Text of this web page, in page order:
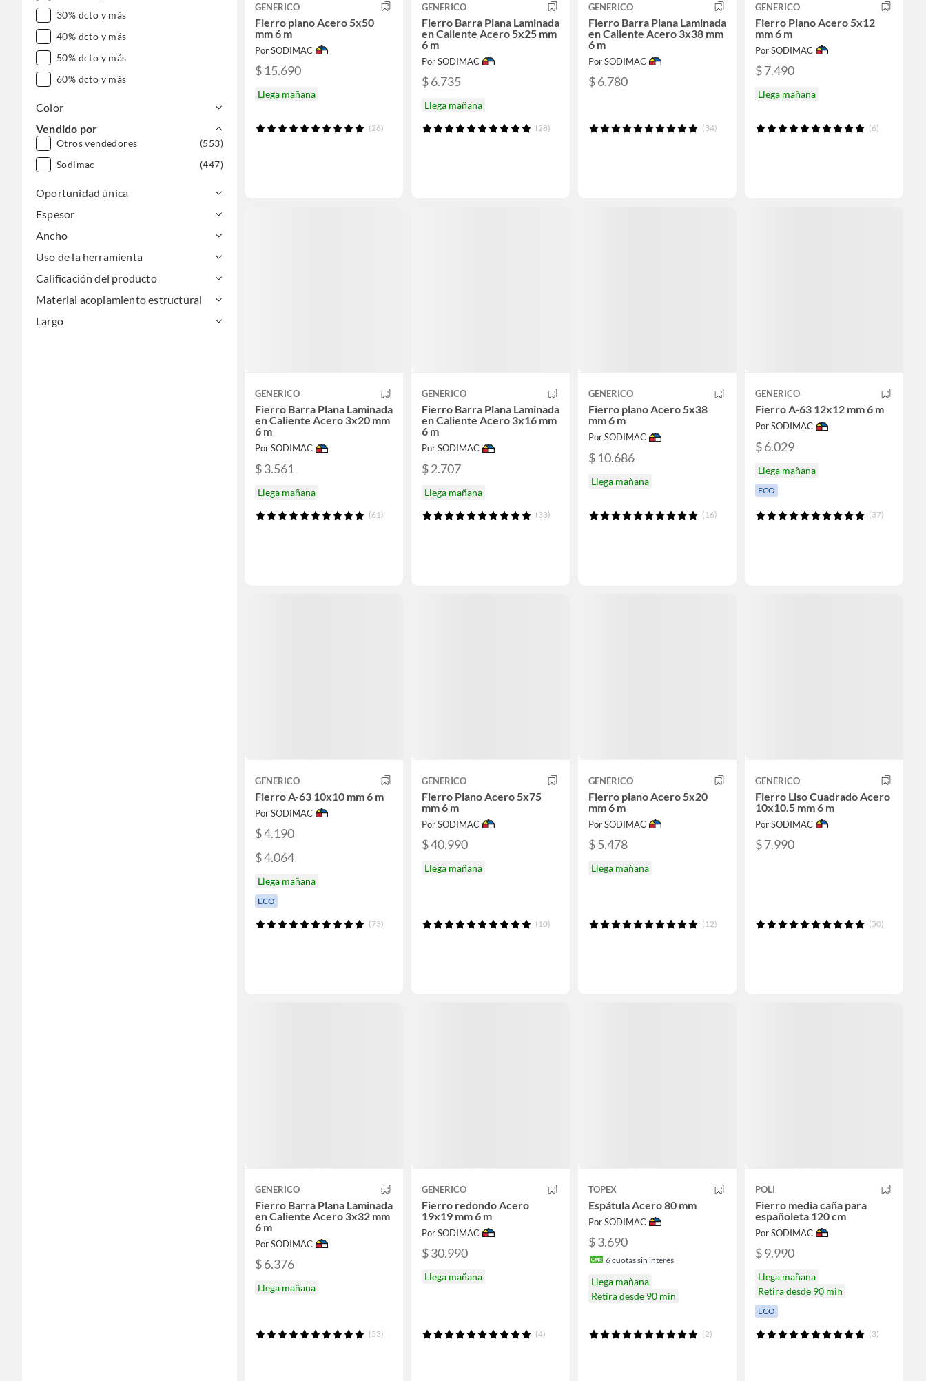
30% dcto y más
40% dcto y más
50% dcto y más
60% dcto y más
Color
Vendido por
Otros vendedores
(553)
Sodimac
(447)
Oportunidad única
Espesor
Ancho
Uso de la herramienta
Calificación del producto
Material acoplamiento estructural
Largo
GENERICO
Fierro plano Acero 5x50
mm 6 m
Por SODIMAC
$ 15.690
Llega mañana
(26)
GENERICO
Fierro Barra Plana Laminada
en Caliente Acero 5x25 mm
6 m
Por SODIMAC
$ 6.735
Llega mañana
(28)
GENERICO
Fierro Barra Plana Laminada
en Caliente Acero 3x38 mm
6 m
Por SODIMAC
$ 6.780
(34)
GENERICO
Fierro Plano Acero 5x12
mm 6 m
Por SODIMAC
$ 7.490
Llega mañana
(6)
GENERICO
Fierro Barra Plana Laminada
en Caliente Acero 3x20 mm
6 m
Por SODIMAC
$ 3.561
Llega mañana
(61)
GENERICO
Fierro Barra Plana Laminada
en Caliente Acero 3x16 mm
6 m
Por SODIMAC
$ 2.707
Llega mañana
(33)
GENERICO
Fierro plano Acero 5x38
mm 6 m
Por SODIMAC
$ 10.686
Llega mañana
(16)
GENERICO
Fierro A-63 12x12 mm 6 m
Por SODIMAC
$ 6.029
Llega mañana
ECO
(37)
GENERICO
Fierro A-63 10x10 mm 6 m
Por SODIMAC
$ 4.190
$ 4.064
Llega mañana
ECO
(73)
GENERICO
Fierro Plano Acero 5x75
mm 6 m
Por SODIMAC
$ 40.990
Llega mañana
(10)
GENERICO
Fierro plano Acero 5x20
mm 6 m
Por SODIMAC
$ 5.478
Llega mañana
(12)
GENERICO
Fierro Liso Cuadrado Acero
10x10.5 mm 6 m
Por SODIMAC
$ 7.990
(50)
GENERICO
Fierro Barra Plana Laminada
en Caliente Acero 3x32 mm
6 m
Por SODIMAC
$ 6.376
Llega mañana
(53)
GENERICO
Fierro redondo Acero
19x19 mm 6 m
Por SODIMAC
$ 30.990
Llega mañana
(4)
TOPEX
Espátula Acero 80 mm
Por SODIMAC
$ 3.690
6cuotas sin interés
Llega mañana
Retira desde 90 min
(2)
POLI
Fierro media caña para
españoleta 120 cm
Por SODIMAC
$ 9.990
Llega mañana
Retira desde 90 min
ECO
(3)